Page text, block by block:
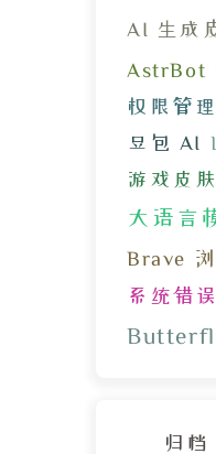
AI 生成
AstrBot
权限管理
豆包 AI
游戏皮
大语言
Brave
系统错误
归档